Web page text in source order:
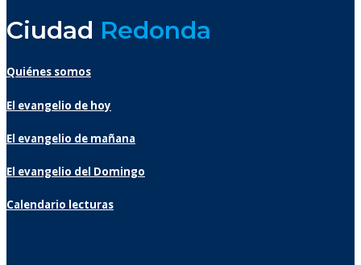
Ciudad Redonda
Quiénes somos
El evangelio de hoy
El evangelio de mañana
El evangelio del Domingo
Calendario lecturas